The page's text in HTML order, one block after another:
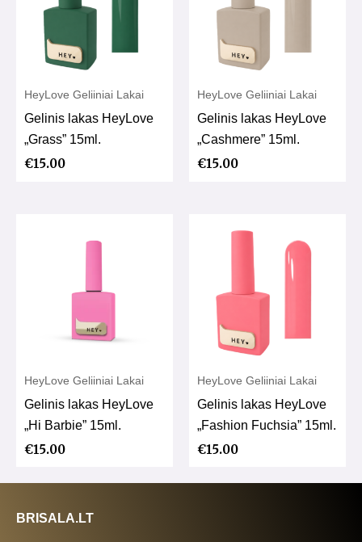
HeyLove Geliiniai Lakai
Gelinis lakas HeyLove
„Grass” 15ml.
€15.00
HeyLove Geliiniai Lakai
Gelinis lakas HeyLove
„Cashmere” 15ml.
€15.00
HeyLove Geliiniai Lakai
Gelinis lakas HeyLove
„Hi Barbie” 15ml.
€15.00
HeyLove Geliiniai Lakai
Gelinis lakas HeyLove
„Fashion Fuchsia” 15ml.
€15.00
BRISALA.LT